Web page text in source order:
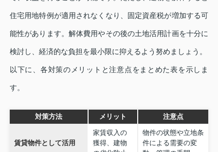
住宅用地特例が適用されなくなり、固定資産税が増加する可
能性があります。解体費用やその後の土地活用計画を十分に
検討し、経済的な負担を最小限に抑えるよう努めましょう。
以下に、各対策のメリットと注意点をまとめた表を示しま
す。
対策方法 メリット 注意点
賃貸物件として活用
家賃収入の
獲得、建物
物件の状態や立地条
件による需要の変